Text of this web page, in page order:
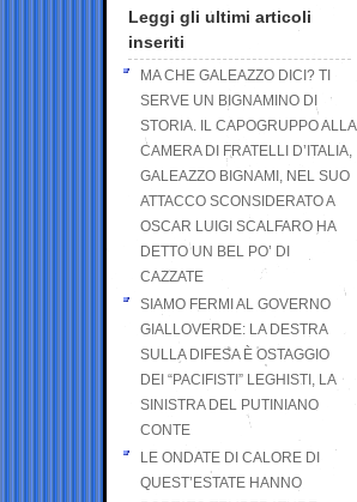
Leggi gli ultimi articoli
inseriti
MA CHE GALEAZZO DICI? TI
SERVE UN BIGNAMINO DI
STORIA. IL CAPOGRUPPO ALLA
CAMERA DI FRATELLI D’ITALIA,
GALEAZZO BIGNAMI, NEL SUO
ATTACCO SCONSIDERATO A
OSCAR LUIGI SCALFARO HA
DETTO UN BEL PO’ DI
CAZZATE
SIAMO FERMI AL GOVERNO
GIALLOVERDE: LA DESTRA
SULLA DIFESA È OSTAGGIO
DEI “PACIFISTI” LEGHISTI, LA
SINISTRA DEL PUTINIANO
CONTE
LE ONDATE DI CALORE DI
QUEST’ESTATE HANNO